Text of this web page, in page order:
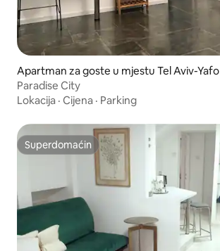
Apartman za goste u mjestu Tel Aviv-Yafo
Paradise City
Lokacija · Cijena · Parking
Superdomaćin
Superdomaćin